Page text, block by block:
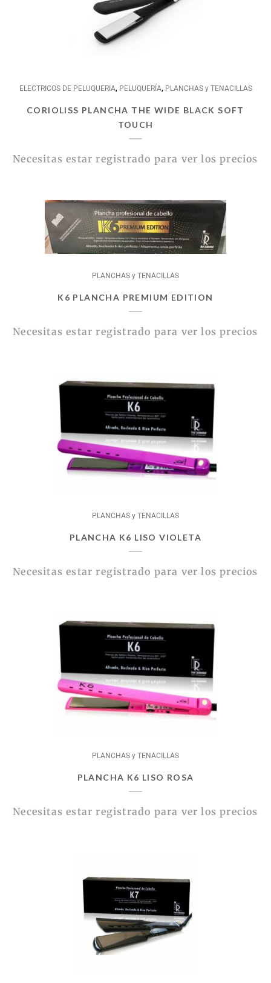
ELECTRICOS DE PELUQUERIA, PELUQUERÍA, PLANCHAS y TENACILLAS
CORIOLISS PLANCHA THE WIDE BLACK SOFT
TOUCH
Necesitas estar registrado para ver los precios
PLANCHAS y TENACILLAS
K6 PLANCHA PREMIUM EDITION
Necesitas estar registrado para ver los precios
PLANCHAS y TENACILLAS
PLANCHA K6 LISO VIOLETA
Necesitas estar registrado para ver los precios
PLANCHAS y TENACILLAS
PLANCHA K6 LISO ROSA
Necesitas estar registrado para ver los precios